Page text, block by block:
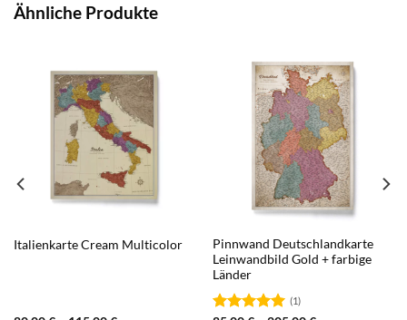
Ähnliche Produkte
Italienkarte Cream Multicolor
Pinnwand Deutschlandkarte
Leinwandbild Gold + farbige
Länder
(1)